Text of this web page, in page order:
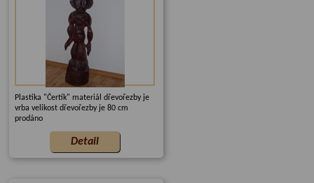
Plastika "Čertík" materiál dřevořezby je
vrba velikost dřevořezby je 80 cm
prodáno